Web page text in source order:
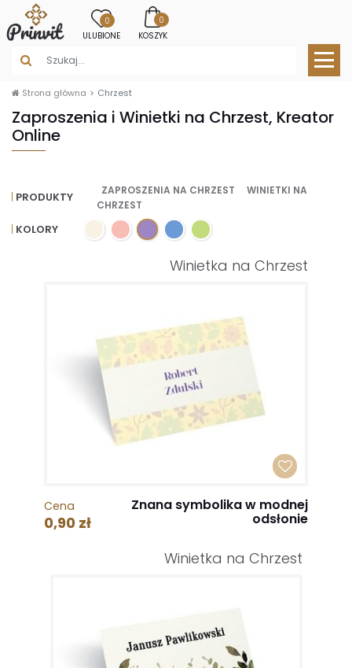
0
ULUBIONE
0
KOSZYK
Strona główna Chrzest
Zaproszenia i Winietki na Chrzest, Kreator
Online
PRODUKTY ZAPROSZENIA NA CHRZEST
WINIETKI NA
CHRZEST
KOLORY
Winietka na Chrzest
Cena
0,90 zł
Znana symbolika w modnej
odsłonie
Winietka na Chrzest